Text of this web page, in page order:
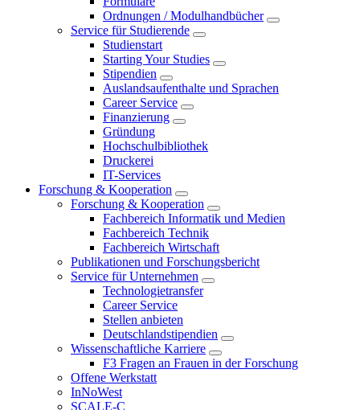
Ordnungen / Modulhandbücher
Service für Studierende
Studienstart
Starting Your Studies
Stipendien
Auslandsaufenthalte und Sprachen
Career Service
Finanzierung
Gründung
Hochschulbibliothek
Druckerei
IT-Services
Forschung & Kooperation
Forschung & Kooperation
Fachbereich Informatik und Medien
Fachbereich Technik
Fachbereich Wirtschaft
Publikationen und Forschungsbericht
Service für Unternehmen
Technologietransfer
Career Service
Stellen anbieten
Deutschlandstipendien
Wissenschaftliche Karriere
F3 Fragen an Frauen in der Forschung
Offene Werkstatt
InNoWest
SCALE-C